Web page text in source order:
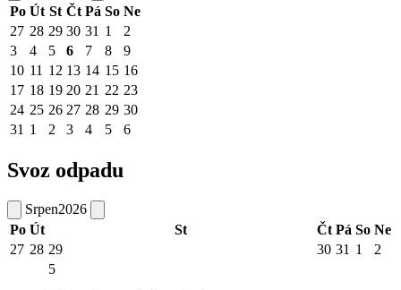
Po Út St Čt Pá So Ne
27 28 29 30 31 1
2
3
4 5 6 7 8
9
10 11 12 13 14 15 16
17 18 19 20 21 22 23
24 25 26 27 28 29 30
31 1 2 3 4 5 6
Svoz odpadu
Srpen2026
Po Út St Čt Pá So Ne
27 28 29 30 31 1 2
5